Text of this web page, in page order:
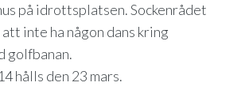
på idrottsplatsen. Sockenrådet
inte ha någon dans kring
golfbanan.
hålls den 23 mars.